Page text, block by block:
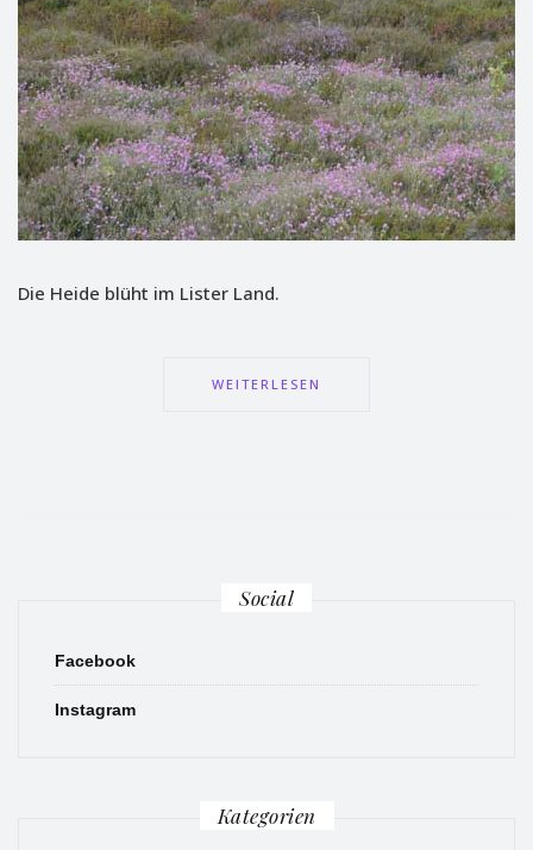
Die Heide blüht im Lister Land.
WEITERLESEN
Social
Facebook
Instagram
Kategorien